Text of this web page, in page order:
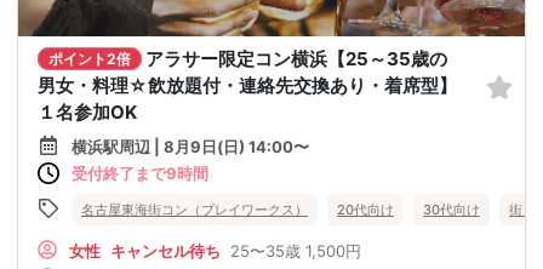
ポイント2倍
アラサー限定コン横浜【25～35歳の
男女・料理☆飲放題付・連絡先交換あり・着席型】
１名参加OK
横浜駅周辺 | 8月9日(日) 14:00〜
受付終了まで9時間
名古屋東海街コン（プレイワークス） 20代向け 30代向け 街コ
女性 キャンセル待ち 25〜35歳 1,500円